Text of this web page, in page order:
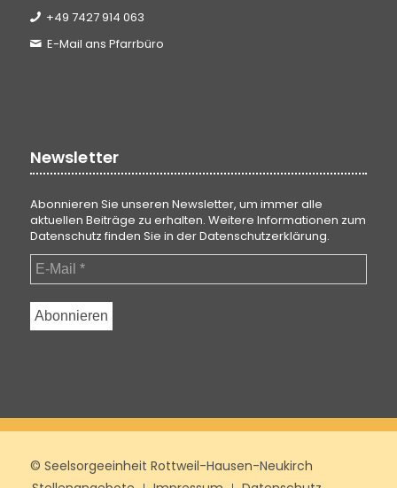
+49 7427 914 063
E-Mail ans Pfarrbüro
Newsletter
Abonnieren Sie unseren Newsletter, um immer alle
aktuellen Beiträge zu erhalten. Weitere Informationen zum
Datenschutz finden Sie in derDatenschutzerklärung.
© Seelsorgeeinheit Rottweil-Hausen-Neukirch